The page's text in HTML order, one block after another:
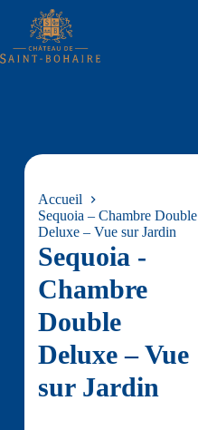
Accueil
Sequoia – Chambre Double
Deluxe – Vue sur Jardin
Sequoia -
Chambre
Double
Deluxe – Vue
sur Jardin